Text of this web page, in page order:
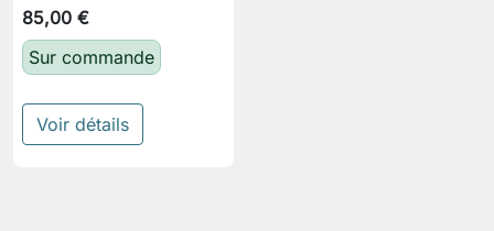
85,00 €
Sur commande
Voir détails